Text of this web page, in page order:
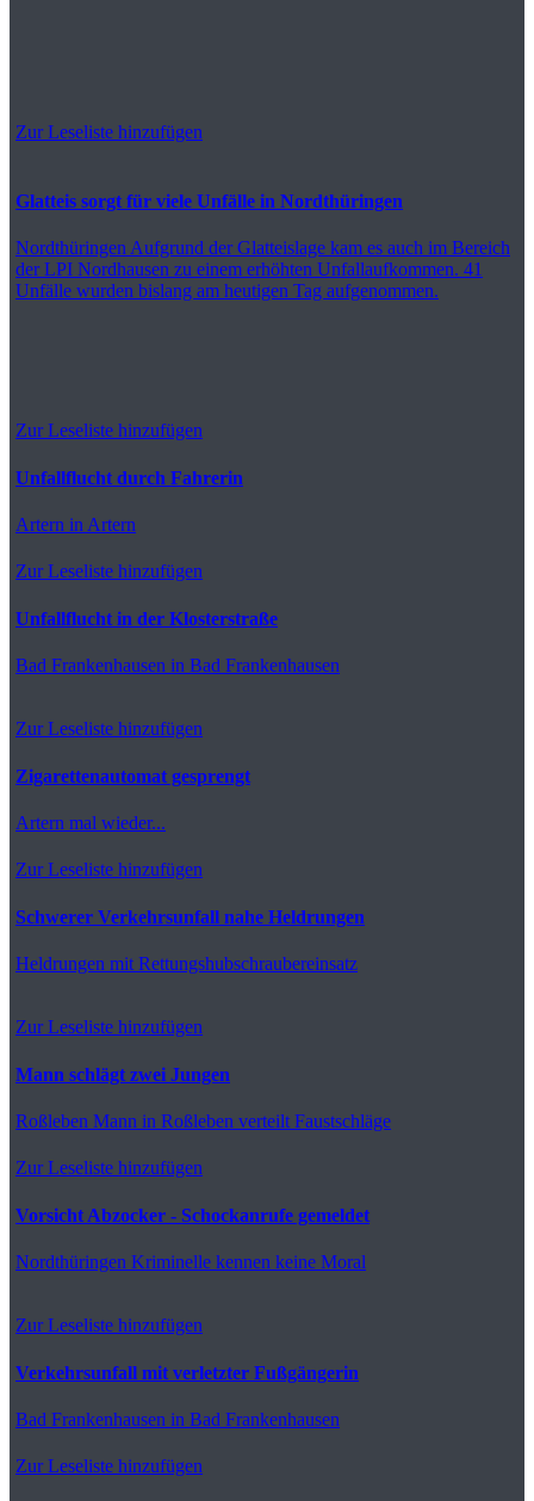
Zur Leseliste hinzufügen
Glatteis sorgt für viele Unfälle in Nordthüringen
Nordthüringen Aufgrund der Glatteislage kam es auch im Bereich
der LPI Nordhausen zu einem erhöhten Unfallaufkommen. 41
Unfälle wurden bislang am heutigen Tag aufgenommen.
Zur Leseliste hinzufügen
Unfallflucht durch Fahrerin
Artern in Artern
Zur Leseliste hinzufügen
Unfallflucht in der Klosterstraße
Bad Frankenhausen in Bad Frankenhausen
Zur Leseliste hinzufügen
Zigarettenautomat gesprengt
Artern mal wieder...
Zur Leseliste hinzufügen
Schwerer Verkehrsunfall nahe Heldrungen
Heldrungen mit Rettungshubschraubereinsatz
Zur Leseliste hinzufügen
Mann schlägt zwei Jungen
Roßleben Mann in Roßleben verteilt Faustschläge
Zur Leseliste hinzufügen
Vorsicht Abzocker - Schockanrufe gemeldet
Nordthüringen Kriminelle kennen keine Moral
Zur Leseliste hinzufügen
Verkehrsunfall mit verletzter Fußgängerin
Bad Frankenhausen in Bad Frankenhausen
Zur Leseliste hinzufügen